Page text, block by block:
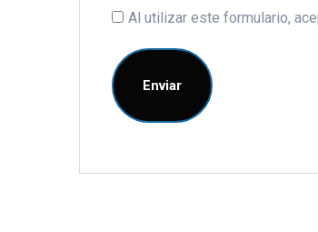
Al utilizar este formulario,